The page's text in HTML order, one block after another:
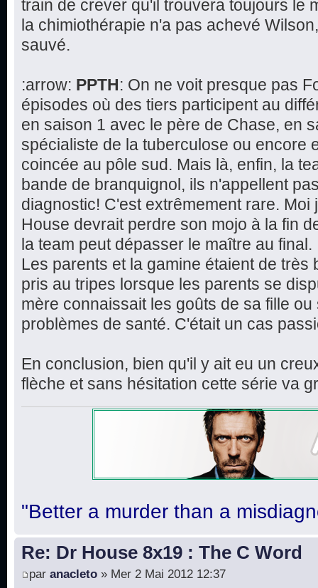
train de crever qu'il trouvera toujours le
la chimiothérapie n'a pas achevé
sauvé.
:arrow: PPTH: On ne voit presque pas
épisodes où des tiers participent au
en saison 1 avec le père de Chase, en
spécialiste de la tuberculose ou encore
coincée au pôle sud. Mais là, enfin, la
bande de branquignol, ils n'appellent
diagnostic! C'est extrêmement rare. Moi
House devrait perdre son mojo à la fin
la team peut dépasser le maître au final.
Les parents et la gamine étaient de très
pris au tripes lorsque les parents se
mère connaissait les goûts de sa fille
problèmes de santé. C'était un cas
En conclusion, bien qu'il y ait eu un
flèche et sans hésitation cette série va
"Better a murder than a
Re: Dr House 8x19 : The C Word
par anacleto » Mer 2 Mai 2012 12:37